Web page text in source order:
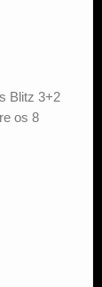
Blitz 3+2
os 8